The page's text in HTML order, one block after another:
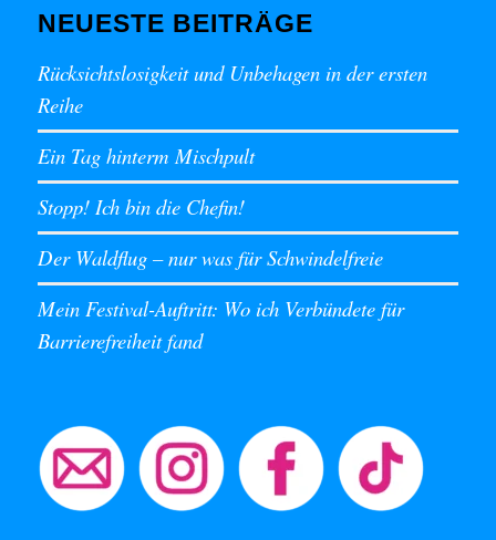
NEUESTE BEITRÄGE
Rücksichtslosigkeit und Unbehagen in der ersten
Reihe
Ein Tag hinterm Mischpult
Stopp! Ich bin die Chefin!
Der Waldflug – nur was für Schwindelfreie
Mein Festival-Auftritt: Wo ich Verbündete für
Barrierefreiheit fand